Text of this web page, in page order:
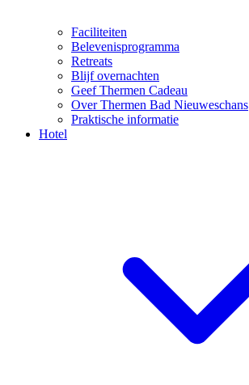
Faciliteiten
Belevenisprogramma
Retreats
Blijf overnachten
Geef Thermen Cadeau
Over Thermen Bad Nieuweschans
Praktische informatie
Hotel